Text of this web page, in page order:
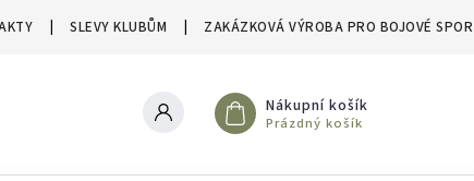
SLEVY KLUBŮM ZAKÁZKOVÁ VÝROBA PRO BOJOVÉ
Nákupní košík
Prázdný košík